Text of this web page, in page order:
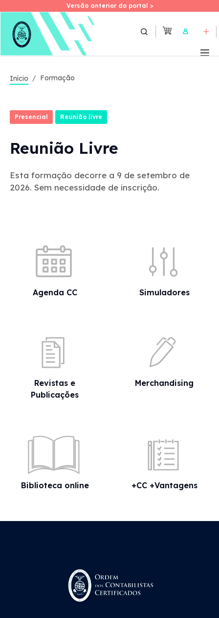
Skip
Versão anterior do portal >
Versão anterior do portal >
User
Início Formação
Presencial Reunião livre
Reunião Livre
Esta formação decorre a 9 de setembro de
2026. Sem necessidade de inscrição.
Agenda CC Simuladores
Revistas e
Publicações
Merchandising
Biblioteca online +CC +Vantagens